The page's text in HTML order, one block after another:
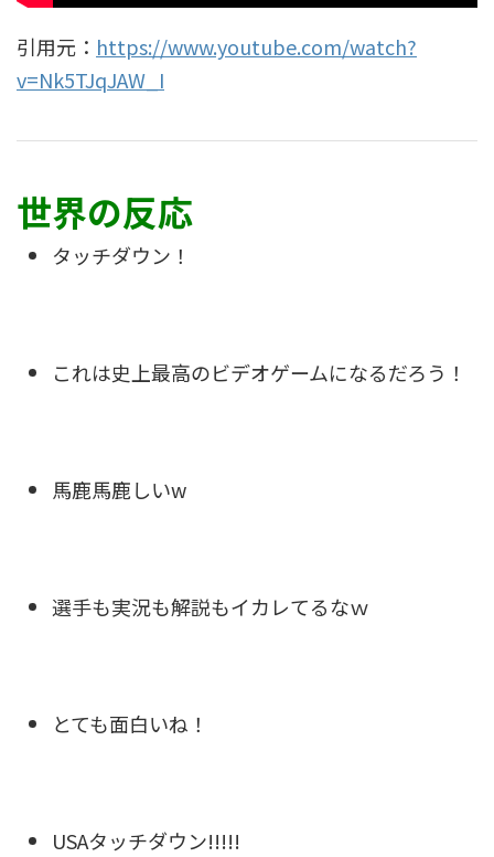
引用元： https://www.youtube.com/watch?
v=Nk5TJqJAW_I
世界の反応
タッチダウン！
これは史上最高のビデオゲームになるだろう！
馬鹿馬鹿しいw
選手も実況も解説もイカレてるなｗ
とても面白いね！
USAタッチダウン!!!!!